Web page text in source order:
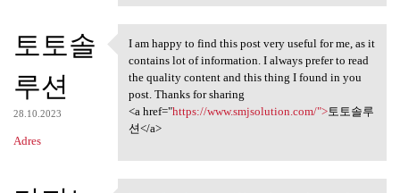
토토솔
루션
28.10.2023
Adres
I am happy to find this post
I am happy to find this post very useful for me, as it
contains lot of information. I always prefer to read
the quality content and this thing I found in you
post. Thanks for sharing
<a href="https://www.smjsolution.com/">토토솔루
션</a>